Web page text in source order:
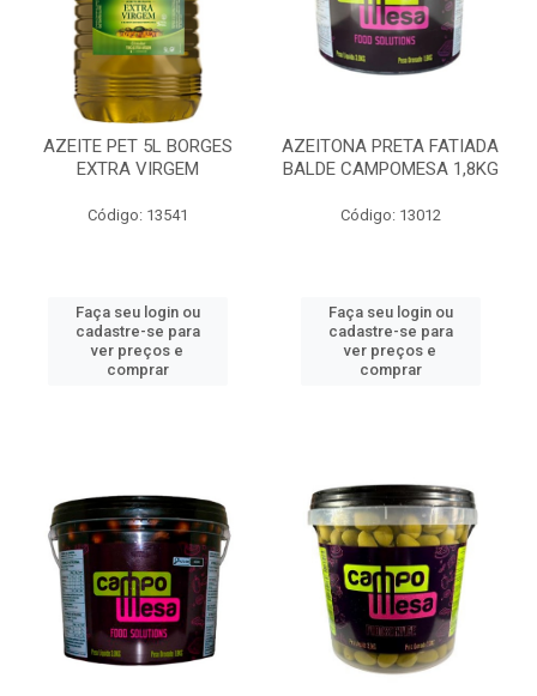
AZEITE PET 5L BORGES
EXTRA VIRGEM
Código: 13541
Faça seu login ou
cadastre-se para
ver preços e
comprar
AZEITONA PRETA FATIADA
BALDE CAMPOMESA 1,8KG
Código: 13012
Faça seu login ou
cadastre-se para
ver preços e
comprar